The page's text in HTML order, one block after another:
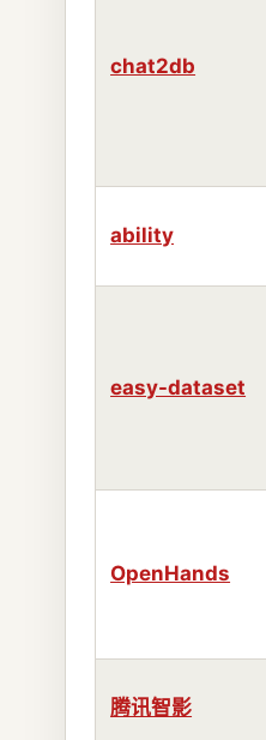
chat2db
ability
easy-dataset
OpenHands
腾讯智影